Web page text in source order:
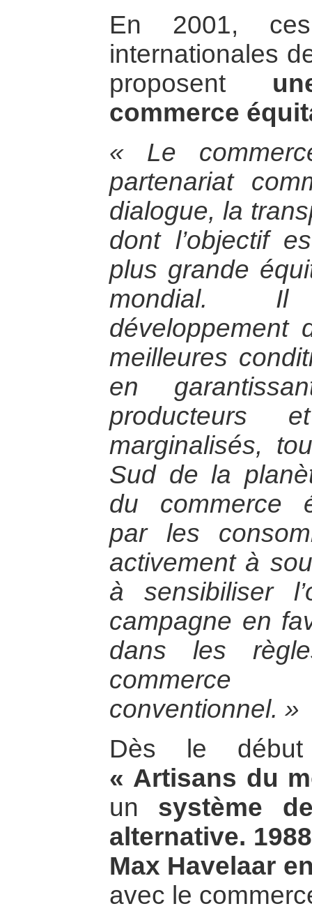
En 2001,
internationales
proposent
commerce
« Le
partenariat
dialogue, la
dont l’objectif
plus grande
mondial.
développement
meilleures
en
producteurs
marginalisés,
Sud de la
du commerce
par les
activement à
à sensibiliser
campagne en
dans les
conventionnel. »
Dès le
« Artisans du
un système
alternative.
Max Havelaar
avec le